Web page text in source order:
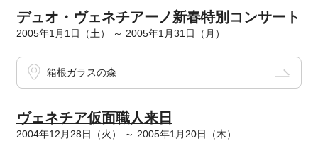
デュオ・ヴェネチアーノ新春特別コンサート
2005年1月1日（土） ～ 2005年1月31日（月）
箱根ガラスの森
ヴェネチア仮面職人来日
2004年12月28日（火） ～ 2005年1月20日（木）